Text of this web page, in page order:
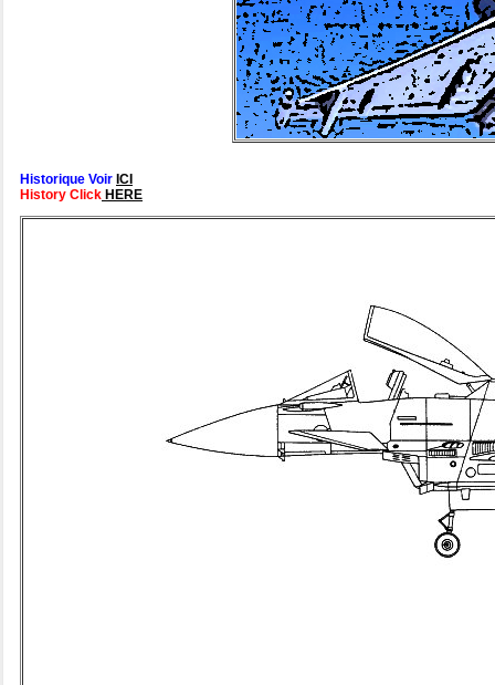
Historique Voir ICI
History Click HERE